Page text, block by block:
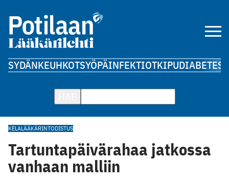
SYDÄNKEUHKOTSYÖPÄINFEKTIOTKIPUDIABETES
KELALÄÄKÄRINTODISTUS
Tartuntapäivärahaa jatkossa
vanhaan malliin